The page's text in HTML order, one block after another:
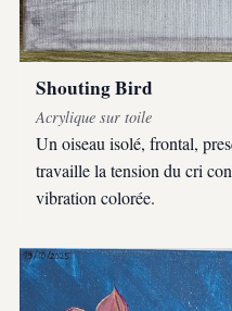
Shouting Bird
Acrylique sur toile
Un oiseau isolé, frontal,
travaille la tension du cri
vibration colorée.